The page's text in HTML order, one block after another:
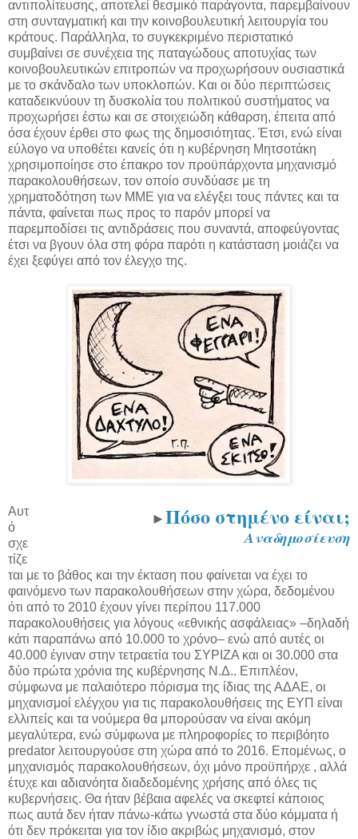
αντιπολίτευσης, αποτελεί θεσμικό παράγοντα, παρεμβαίνουν
στη συνταγματική και την κοινοβουλευτική λειτουργία του
κράτους. Παράλληλα, το συγκεκριμένο περιστατικό
συμβαίνει σε συνέχεια της παταγώδους αποτυχίας των
κοινοβουλευτικών επιτροπών να προχωρήσουν ουσιαστικά
με το σκάνδαλο των υποκλοπών. Και οι δύο περιπτώσεις
καταδεικνύουν τη δυσκολία του πολιτικού συστήματος να
προχωρήσει έστω και σε στοιχειώδη κάθαρση, έπειτα από
όσα έχουν έρθει στο φως της δημοσιότητας. Έτσι, ενώ είναι
εύλογο να υποθέτει κανείς ότι η κυβέρνηση Μητσοτάκη
χρησιμοποίησε στο έπακρο τον προϋπάρχοντα μηχανισμό
παρακολουθήσεων, τον οποίο συνδύασε με τη
χρηματοδότηση των ΜΜΕ για να ελέγξει τους πάντες και τα
πάντα, φαίνεται πως προς το παρόν μπορεί να
παρεμποδίσει τις αντιδράσεις που συναντά, αποφεύγοντας
έτσι να βγουν όλα στη φόρα παρότι η κατάσταση μοιάζει να
έχει ξεφύγει από τον έλεγχο της.
►Πόσο στημένο είναι;
Αναδημοσίευση
Αυτ
ό
σχε
τίζε
ται με το βάθος και την έκταση που φαίνεται να έχει το
φαινόμενο των παρακολουθήσεων στην χώρα, δεδομένου
ότι από το 2010 έχουν γίνει περίπου 117.000
παρακολουθήσεις για λόγους «εθνικής ασφάλειας» –δηλαδή
κάτι παραπάνω από 10.000 το χρόνο– ενώ από αυτές οι
40.000 έγιναν στην τετραετία του ΣΥΡΙΖΑ και οι 30.000 στα
δύο πρώτα χρόνια της κυβέρνησης Ν.Δ.. Επιπλέον,
σύμφωνα με παλαιότερο πόρισμα της ίδιας της ΑΔΑΕ, οι
μηχανισμοί ελέγχου για τις παρακολουθήσεις της ΕΥΠ είναι
ελλιπείς και τα νούμερα θα μπορούσαν να είναι ακόμη
μεγαλύτερα, ενώ σύμφωνα με πληροφορίες το περιβόητο
predator λειτουργούσε στη χώρα από το 2016. Επομένως, ο
μηχανισμός παρακολουθήσεων, όχι μόνο προϋπήρχε , αλλά
έτυχε και αδιανόητα διαδεδομένης χρήσης από όλες τις
κυβερνήσεις. Θα ήταν βέβαια αφελές να σκεφτεί κάποιος
πως αυτά δεν ήταν πάνω-κάτω γνωστά στα δύο κόμματα ή
ότι δεν πρόκειται για τον ίδιο ακριβώς μηχανισμό, στον